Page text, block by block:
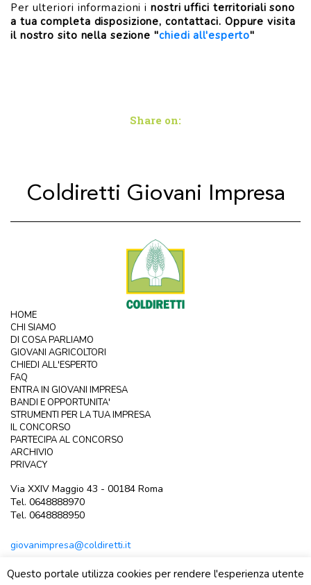
Per ulteriori informazioni inostri uffici territoriali sono
a tua completa disposizione, contattaci. Oppure visita
il nostro sito nella sezione "chiedi all'esperto"
Share on:
Coldiretti Giovani Impresa
HOME
CHI SIAMO
DI COSA PARLIAMO
GIOVANI AGRICOLTORI
CHIEDI ALL'ESPERTO
FAQ
ENTRA IN GIOVANI IMPRESA
BANDI E OPPORTUNITA'
STRUMENTI PER LA TUA IMPRESA
IL CONCORSO
PARTECIPA AL CONCORSO
ARCHIVIO
PRIVACY
Via XXIV Maggio 43 - 00184 Roma
Tel. 0648888970
Tel. 0648888950
giovanimpresa@coldiretti.it
Questo portale utilizza cookies per rendere l'esperienza utente